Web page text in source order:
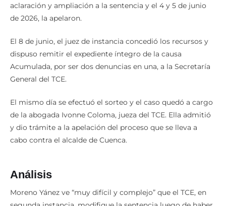
aclaración y ampliación a la sentencia y el 4 y 5 de junio
de 2026, la apelaron.
El 8 de junio, el juez de instancia concedió los recursos y
dispuso remitir el expediente íntegro de la causa
Acumulada, por ser dos denuncias en una, a la Secretaría
General del TCE.
El mismo día se efectuó el sorteo y el caso quedó a cargo
de la abogada Ivonne Coloma, jueza del TCE. Ella admitió
y dio trámite a la apelación del proceso que se lleva a
cabo contra el alcalde de Cuenca.
Análisis
Moreno Yánez ve “muy difícil y complejo” que el TCE, en